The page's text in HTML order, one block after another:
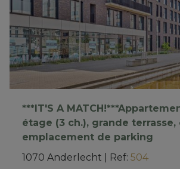
***IT'S A
étage (3 ch.), grande terrasse,
emplacement de parking
1070 Anderlecht
Ref: 504